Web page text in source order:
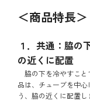
＜商品特長＞
１．共通：脇の
の近くに配置
脇の下を冷やすこと
品は、チューブを中
う、脇の近くに配置